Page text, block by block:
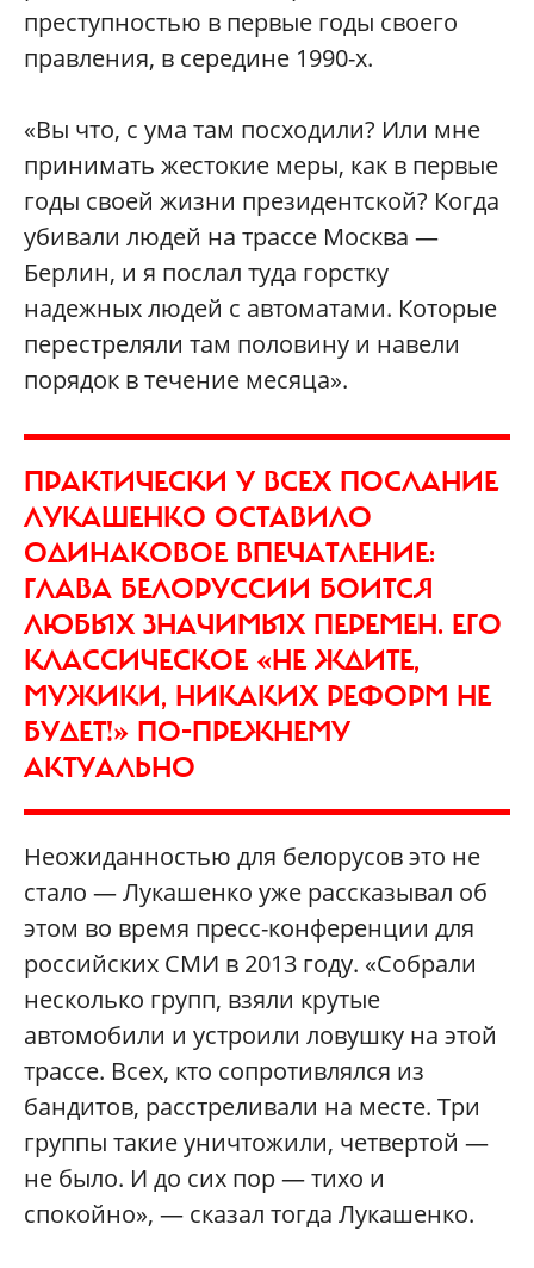
преступностью в первые годы своего
правления, в середине 1990-х.
«Вы что, с ума там посходили? Или мне
принимать жестокие меры, как в первые
годы своей жизни президентской? Когда
убивали людей на трассе Москва —
Берлин, и я послал туда горстку
надежных людей с автоматами. Которые
перестреляли там половину и навели
порядок в течение месяца».
ПРАКТИЧЕСКИ У ВСЕХ ПОСЛАНИЕ
ЛУКАШЕНКО ОСТАВИЛО
ОДИНАКОВОЕ ВПЕЧАТЛЕНИЕ:
ГЛАВА БЕЛОРУССИИ БОИТСЯ
ЛЮБЫХ ЗНАЧИМЫХ ПЕРЕМЕН. ЕГО
КЛАССИЧЕСКОЕ «НЕ ЖДИТЕ,
МУЖИКИ, НИКАКИХ РЕФОРМ НЕ
БУДЕТ!» ПО-ПРЕЖНЕМУ
АКТУАЛЬНО
Неожиданностью для белорусов это не
стало — Лукашенко уже рассказывал об
этом во время пресс-конференции для
российских СМИ в 2013 году. «Собрали
несколько групп, взяли крутые
автомобили и устроили ловушку на этой
трассе. Всех, кто сопротивлялся из
бандитов, расстреливали на месте. Три
группы такие уничтожили, четвертой —
не было. И до сих пор — тихо и
спокойно», — сказал тогда Лукашенко.